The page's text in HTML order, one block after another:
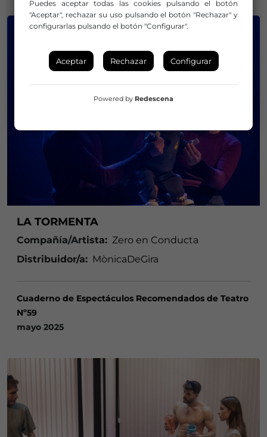
LA TORMENTA
Compañía/Artista: Zero en Conducta
Distribuidor/a: MònicaDeGira
Cuaderno de Espectáculos Recomendados de Teatro
Nº59
mayo 2025
Puedes aceptar todas las cookies pulsando el botón
"Aceptar", rechazar su uso pulsando el botón "Rechazar" y
configurarlas pulsando el botón "Configurar".
Aceptar Rechazar Configurar
Powered by Redescena